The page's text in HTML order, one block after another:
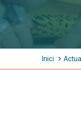
d'ariadna
Inici